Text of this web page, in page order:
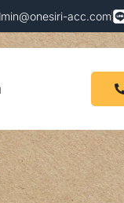
acc.com